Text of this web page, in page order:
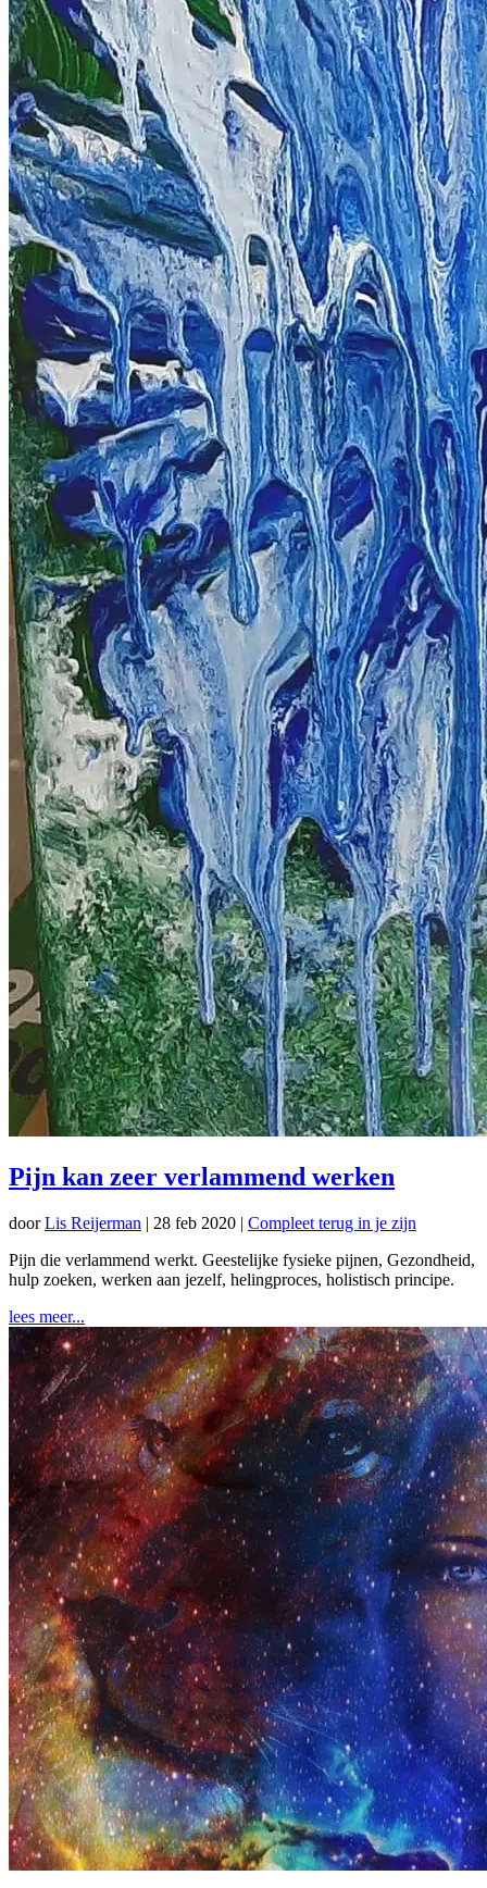
Pijn kan zeer verlammend werken
doorLis Reijerman | 28 feb 2020 | Compleet terug in je zijn
Pijn die verlammend werkt. Geestelijke fysieke pijnen, Gezondheid,
hulp zoeken, werken aan jezelf, helingproces, holistisch principe.
lees meer...